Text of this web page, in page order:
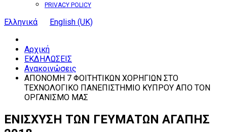
PRIVACY POLICY
Ελληνικά English (UK)
Αρχική
ΕΚΔΗΛΩΣΕΙΣ
Ανακοινώσεις
ΑΠΟΝΟΜΗ 7 ΦΟΙΤΗΤΙΚΩΝ ΧΟΡΗΓΙΩΝ ΣΤΟ
ΤΕΧΝΟΛΟΓΙΚΟ ΠΑΝΕΠΙΣΤΗΜΙΟ ΚΥΠΡΟΥ ΑΠΟ ΤΟΝ
ΟΡΓΑΝΙΣΜΟ ΜΑΣ
ΕΝΙΣΧΥΣΗ ΤΩΝ ΓΕΥΜΑΤΩΝ ΑΓΑΠΗΣ